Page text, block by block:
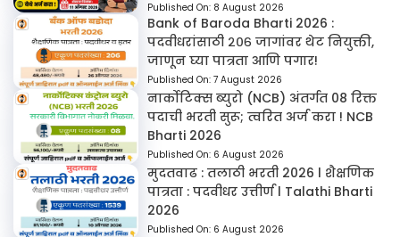
Published On: 8 August 2026
Bank of Baroda Bharti 2026 :
पदवीधरांसाठी २०६ जागांवर थेट नियुक्ती,
जाणून घ्या पात्रता आणि पगार!
Published On: 7 August 2026
नार्कोटिक्स ब्युरो (NCB) अंतर्गत 08 रिक्त
पदाची भरती सुरू; त्वरित अर्ज करा ! NCB
Bharti 2026
Published On: 6 August 2026
मुदतवाढ : तलाठी भरती 2026 l शैक्षणिक
पात्रता : पदवीधर उत्तीर्ण l Talathi Bharti
2026
Published On: 6 August 2026